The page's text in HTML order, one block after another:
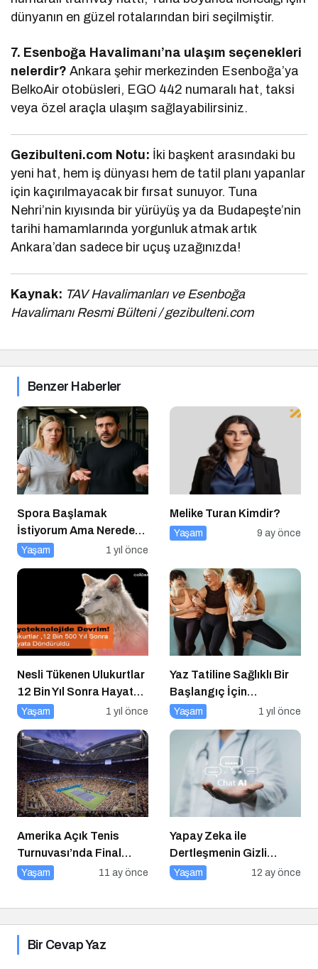
dünyanın en güzel rotalarından biri seçilmiştir.
7. Esenboğa Havalimanı’na ulaşım seçenekleri
nelerdir? Ankara şehir merkezinden Esenboğa’ya
BelkoAir otobüsleri, EGO 442 numaralı hat, taksi
veya özel araçla ulaşım sağlayabilirsiniz.
Gezibulteni.com Notu: İki başkent arasındaki bu
yeni hat, hem iş dünyası hem de tatil planı yapanlar
için kaçırılmayacak bir fırsat sunuyor. Tuna
Nehri’nin kıyısında bir yürüyüş ya da Budapeşte’nin
tarihi hamamlarında yorgunluk atmak artık
Ankara’dan sadece bir uçuş uzağınızda!
Kaynak: TAV Havalimanları ve Esenboğa
Havalimanı Resmi Bülteni / gezibulteni.com
Benzer Haberler
Spora Başlamak
İstiyorum Ama Nereden
Başlayacağımı
Yaşam 1 yıl önce
Melike Turan Kimdir?
Yaşam 9 ay önce
Nesli Tükenen Ulukurtlar
12 Bin Yıl Sonra Hayata
Döndürüldü
Yaşam 1 yıl önce
Yaz Tatiline Sağlıklı Bir
Başlangıç İçin
Beslenme
Yaşam 1 yıl önce
Amerika Açık Tenis
Turnuvası’nda Final
Heyecanı Eurosport’ta!
Yaşam 11 ay önce
Yapay Zeka ile
Dertleşmenin Gizli
Tehlikeleri
Yaşam 12 ay önce
Bir Cevap Yaz